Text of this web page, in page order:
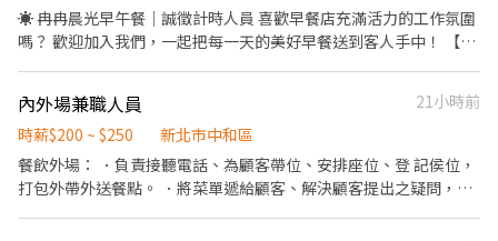
☀️ 冉冉晨光早午餐｜誠徵計時人員 喜歡早餐店充滿活力的工作氛圍
嗎？ 歡迎加入我們，一起把每一天的美好早餐送到客人手中！ 【工
協助 【我們希望你】 ✔ 有責任感、做事細心 ✔ 動作俐落，願意學
習 ✔ 具服務熱忱，能與夥伴互相合作 ✔ 無經驗可，我們會完整培
訓！ 如果你想找一份工作氣氛融洽、夥伴好相處的兼職，歡迎加入
冉冉晨光早午餐，期待與你一起迎接每天的晨光！
內外場兼職人員
21小時前
時薪$200 ~ $250
新北市中和區
餐飲外場： ．負責接聽電話、為顧客帶位、安排座位、登 記侯位，
打包外帶外送餐點。 ．將菜單遞給顧客、解決顧客提出之疑問，並